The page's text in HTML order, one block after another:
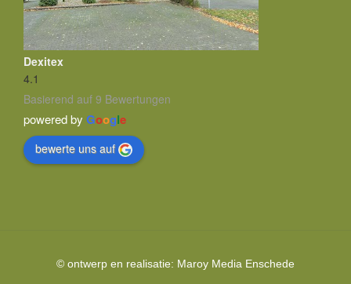
Dexitex
4.1
Basierend auf 9 Bewertungen
powered by Google
bewerte uns auf
© ontwerp en realisatie: Maroy Media Enschede